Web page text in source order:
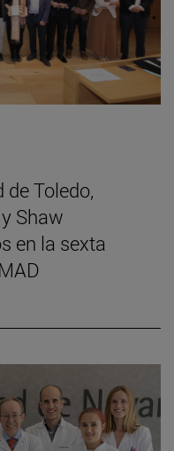
de Toledo,
Shaw
en la sexta